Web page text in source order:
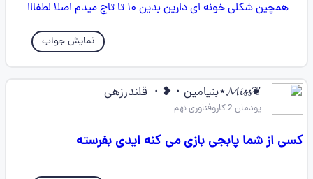
نمایش جواب
❦𝓜𝓲𝓼𝓼⋆بنیامین・❥・ قلندرزهی
پودمان 2 کاروفناوری نهم
کسی از شما پابجی بازی می کنه ایدی بفرسته